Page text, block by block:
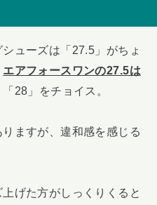
ューズは「27.5」がちょ
エアフォースワンの27.5は
28」をチョイス。
ますが、違和感を感じる
げた方がしっくりくると